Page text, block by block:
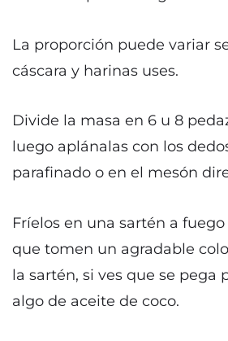
La proporción puede variar
cáscara y harinas uses.
Divide la masa en 6 u 8
luego aplánalas con los
parafinado o en el mesón
Fríelos en una sartén a
que tomen un agradable
la sartén, si ves que se pega
algo de aceite de coco.